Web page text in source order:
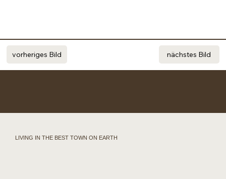
vorheriges Bild nächstes Bild
LIVING IN THE BEST TOWN ON EARTH